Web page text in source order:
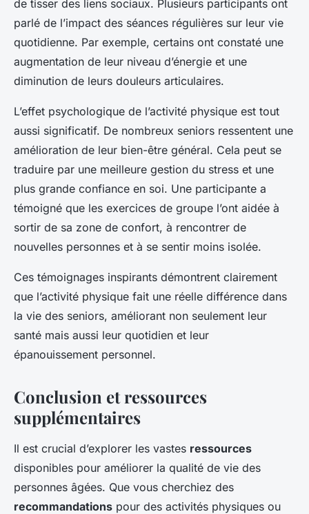
de tisser des liens sociaux. Plusieurs participants ont
parlé de l’impact des séances régulières sur leur vie
quotidienne. Par exemple, certains ont constaté une
augmentation de leur niveau d’énergie et une
diminution de leurs douleurs articulaires.
L’effet psychologique de l’activité physique est tout
aussi significatif. De nombreux seniors ressentent une
amélioration de leur bien-être général. Cela peut se
traduire par une meilleure gestion du stress et une
plus grande confiance en soi. Une participante a
témoigné que les exercices de groupe l’ont aidée à
sortir de sa zone de confort, à rencontrer de
nouvelles personnes et à se sentir moins isolée.
Ces témoignages inspirants démontrent clairement
que l’activité physique fait une réelle différence dans
la vie des seniors, améliorant non seulement leur
santé mais aussi leur quotidien et leur
épanouissement personnel.
Conclusion et ressources
supplémentaires
Il est crucial d’explorer les vastes ressources
disponibles pour améliorer la qualité de vie des
personnes âgées. Que vous cherchiez des
recommandations pour des activités physiques ou